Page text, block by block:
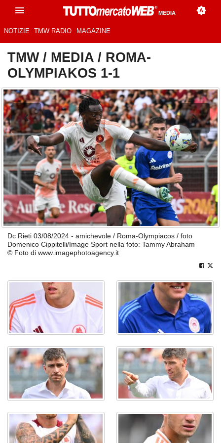
MEDIA
NOTIZIE TMW RADIO MAGAZINE
TMW/ MEDIA / ROMA-
OLYMPIAKOS 1-1
Dc Rieti 03/08/2024 - amichevole / Roma-Olympiacos / foto
Domenico Cippitelli/Image Sport nella foto: Tammy Abraham
© Foto di www.imagephotoagency.it